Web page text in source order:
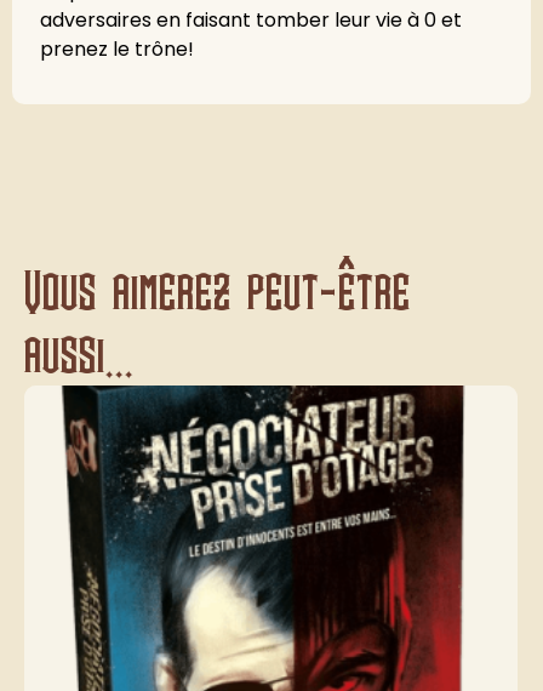
adversaires en faisant tomber leur vie à 0 et
prenez le trône!
Vous aimerez peut-être
aussi...